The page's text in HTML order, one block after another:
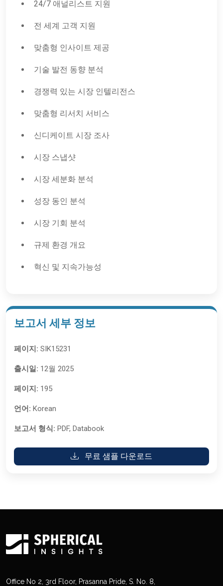
24/7 애널리스트 지원
전 세계 고객 지원
맞춤형 인사이트 제공
기술 발전 동향 분석
경쟁력 있는 시장 인텔리전스
맞춤형 리서치 서비스
신디케이트 시장 조사
시장 스냅샷
시장 세분화 분석
성장 동인 분석
시장 기회 분석
규제 환경 개요
혁신 및 지속가능성
보고서 세부 정보
페이지: SIK15231
출시일: 12월 2025
페이지: 195
언어: Korean
보고서 형식: PDF, Databook
무료 샘플 다운로드
Office No 2, 3rd Floor, Prasanna Pride, S. No. 8,